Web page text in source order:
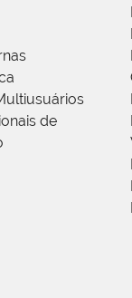
de